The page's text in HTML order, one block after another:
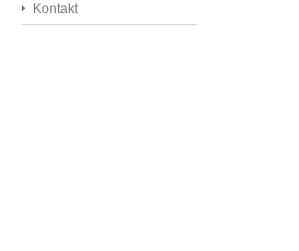
Kontakt